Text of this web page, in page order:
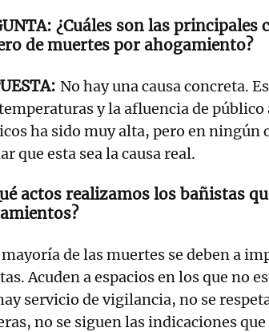
¿Cuáles son las principales
de muertes por ahogamiento?
No hay una causa concreta.
y la afluencia de público
ha sido muy alta, pero en ningún
que esta sea la causa real.
actos realizamos los bañistas
de las muertes se deben a
Acuden a espacios en los que no
servicio de vigilancia, no se
no se siguen las indicaciones